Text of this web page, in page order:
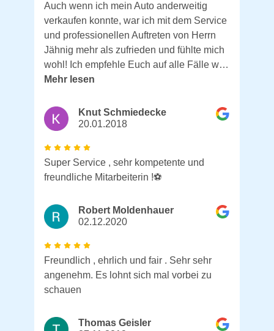
Auch wenn ich mein Auto anderweitig
verkaufen konnte, war ich mit dem Service
und professionellen Auftreten von Herrn
Jähnig mehr als zufrieden und fühlte mich
wohl! Ich empfehle Euch auf alle Fälle w…
Mehr lesen
Knut Schmiedecke
20.01.2018
Super Service , sehr kompetente und
freundliche Mitarbeiterin !⚽️
Robert Moldenhauer
02.12.2020
Freundlich , ehrlich und fair . Sehr sehr
angenehm. Es lohnt sich mal vorbei zu
schauen
Thomas Geisler